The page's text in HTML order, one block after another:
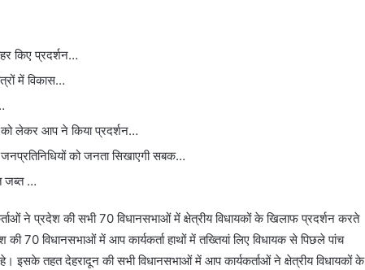
किए प्रदर्शन…
में विकास…
को लेकर आप ने किया प्रदर्शन…
को जनता सिखाएगी सबक…
जब्त …
ने प्रदेश की सभी 70 विधानसभाओं में क्षेत्रीय विधायकों के खिलाफ प्रदर्शन करते
70 विधानसभाओं में आप कार्यकर्ता हाथों में तख्तियां लिए विधायक से पिछले पांच
इसके तहत देहरादून की सभी विधानसभाओं में आप कार्यकर्ताओं ने क्षेत्रीय विधायकों के